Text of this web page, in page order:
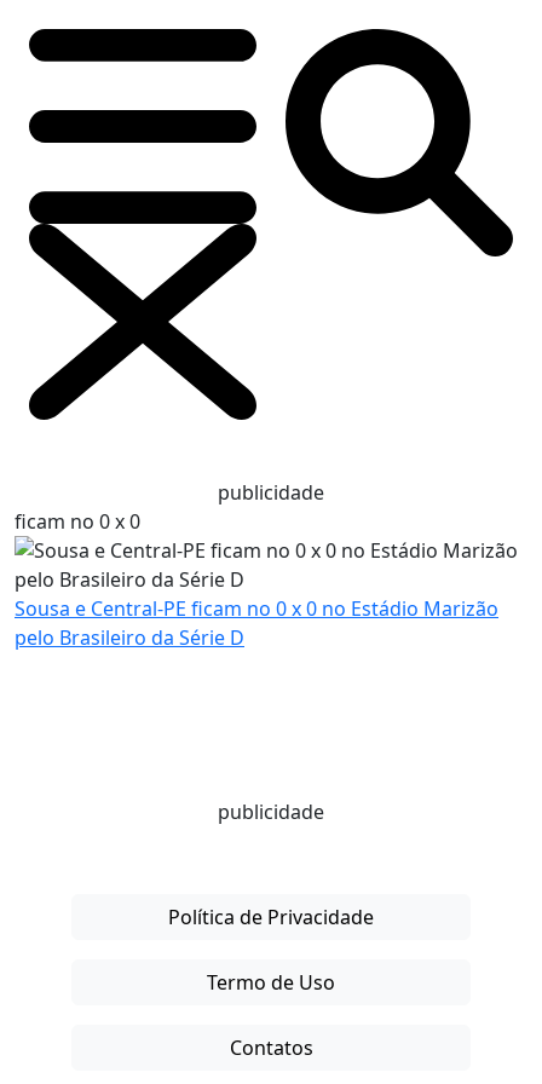
publicidade
ficam no 0 x 0
Sousa e Central-PE ficam no 0 x 0 no Estádio Marizão
pelo Brasileiro da Série D
publicidade
Política de Privacidade
Termo de Uso
Contatos